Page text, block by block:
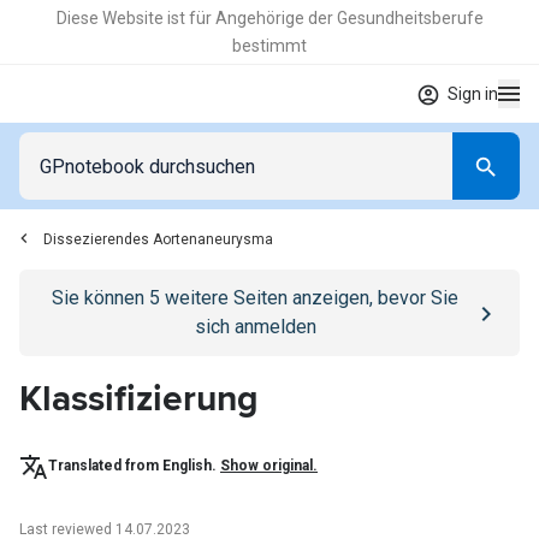
Diese Website ist für Angehörige der Gesundheitsberufe
bestimmt
Sign in
Dissezierendes Aortenaneurysma
Go to/anmeldenpage
Sie können 5 weitere Seiten anzeigen, bevor Sie
sich anmelden
Klassifizierung
Translated from English. Show original.
Last reviewed 14.07.2023